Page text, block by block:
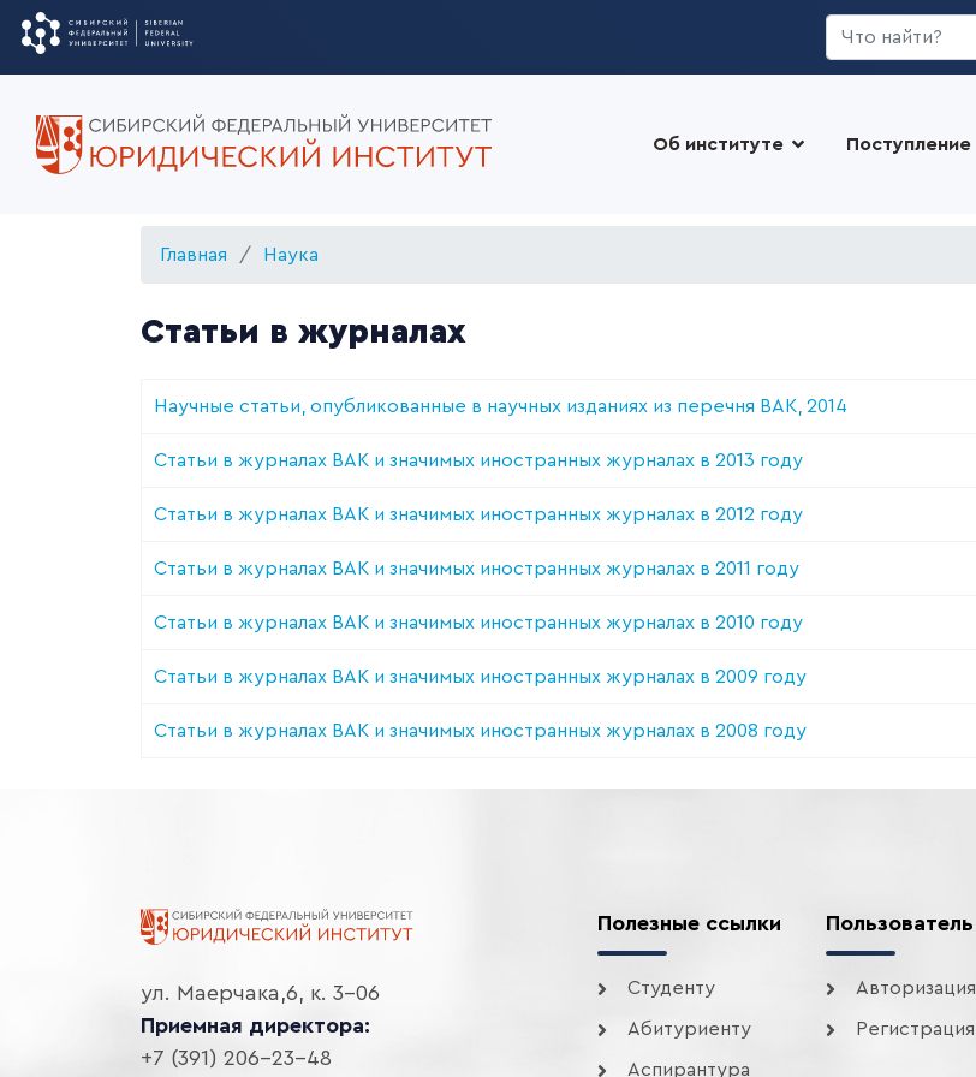
Искать...
Об институте Поступление
Главная Наука
Статьи в журналах
Научные статьи, опубликованные в научных изданиях из перечня ВАК, 2014
Статьи в журналах ВАК и значимых иностранных журналах в 2013 году
Статьи в журналах ВАК и значимых иностранных журналах в 2012 году
Статьи в журналах ВАК и значимых иностранных журналах в 2011 году
Статьи в журналах ВАК и значимых иностранных журналах в 2010 году
Статьи в журналах ВАК и значимых иностранных журналах в 2009 году
Статьи в журналах ВАК и значимых иностранных журналах в 2008 году
ул. Маерчака,6, к. 3-06
Приемная директора:
+7 (391) 206-23-48
Полезные ссылки
Студенту
Абитуриенту
Аспирантура
Пользователь
Авторизация
Регистрация